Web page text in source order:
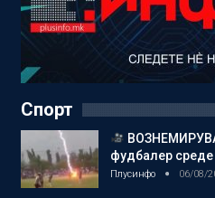
Спорт
фудбалер среде
Плусинфо 06/08/